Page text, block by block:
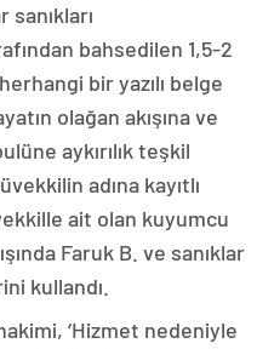
bahsedilen 1,5-2
bir yazılı belge
olağan akışına ve
aykırılık teşkil
adına kayıtlı
ait olan kuyumcu
Faruk B. ve sanıklar
kullandı.
‘Hizmet nedeniyle